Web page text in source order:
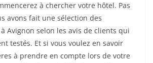
à chercher votre hôtel. Pas
avons fait une sélection des
Avignon selon les avis de clients qui
testés. Et si vous voulez en savoir
à prendre en compte lors de votre